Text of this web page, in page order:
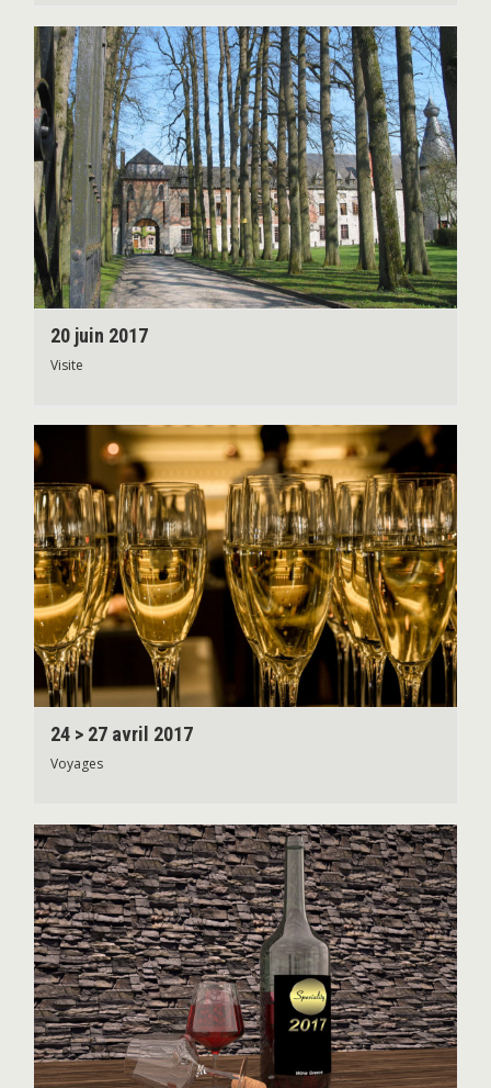
20 juin 2017
Visite
24 > 27 avril 2017
Voyages